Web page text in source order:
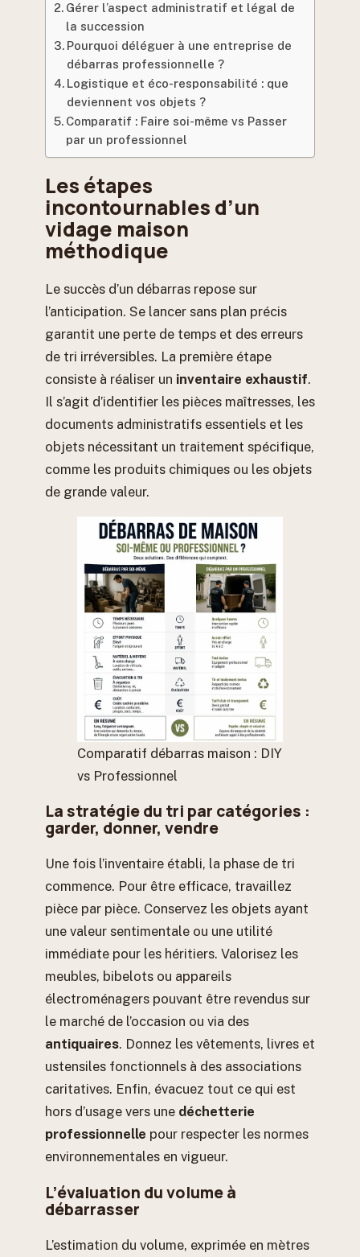
Gérer l’aspect administratif et légal de
la succession
Pourquoi déléguer à une entreprise de
débarras professionnelle ?
Logistique et éco-responsabilité : que
deviennent vos objets ?
Comparatif : Faire soi-même vs Passer
par un professionnel
Les étapes
incontournables d’un
vidage maison
méthodique
Le succès d’un débarras repose sur
l’anticipation. Se lancer sans plan précis
garantit une perte de temps et des erreurs
de tri irréversibles. La première étape
consiste à réaliser un inventaire exhaustif.
Il s’agit d’identifier les pièces maîtresses, les
documents administratifs essentiels et les
objets nécessitant un traitement spécifique,
comme les produits chimiques ou les objets
de grande valeur.
Comparatif débarras maison : DIY
vs Professionnel
La stratégie du tri par catégories :
garder, donner, vendre
Une fois l’inventaire établi, la phase de tri
commence. Pour être efficace, travaillez
pièce par pièce. Conservez les objets ayant
une valeur sentimentale ou une utilité
immédiate pour les héritiers. Valorisez les
meubles, bibelots ou appareils
électroménagers pouvant être revendus sur
le marché de l’occasion ou via des
antiquaires. Donnez les vêtements, livres et
ustensiles fonctionnels à des associations
caritatives. Enfin, évacuez tout ce qui est
hors d’usage vers une déchetterie
professionnelle pour respecter les normes
environnementales en vigueur.
L’évaluation du volume à
débarrasser
L’estimation du volume, exprimée en mètres